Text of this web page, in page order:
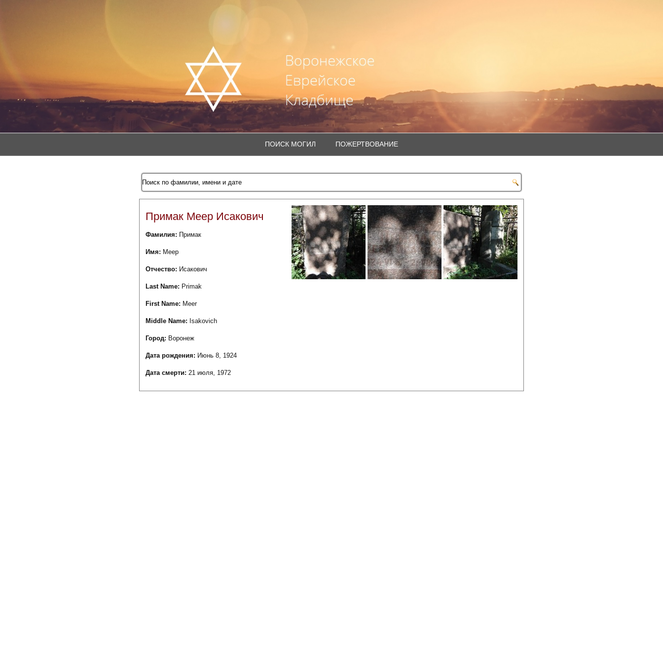
ПОИСК МОГИЛ ПОЖЕРТВОВАНИЕ
Примак Меер Исакович
Фамилия: Примак
Имя: Меер
Отчество: Исакович
Last Name: Primak
First Name: Meer
Middle Name: Isakovich
Город: Воронеж
Дата рождения: Июнь 8, 1924
Дата смерти: 21 июля, 1972